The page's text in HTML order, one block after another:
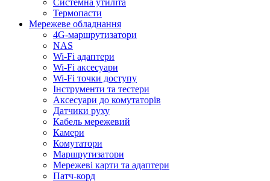
Системна утиліта
Термопасти
Мережеве обладнання
4G-маршрутизатори
NAS
Wi-Fi адаптери
Wi-Fi аксесуари
Wi-Fi точки доступу
Інструменти та тестери
Аксесуари до комутаторів
Датчики руху
Кабель мережевий
Камери
Комутатори
Маршрутизатори
Мережеві карти та адаптери
Патч-корд